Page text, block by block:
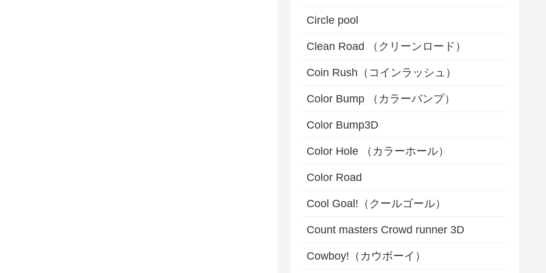
Circle pool
Clean Road （クリーンロード）
Coin Rush（コインラッシュ）
Color Bump （カラーバンプ）
Color Bump3D
Color Hole （カラーホール）
Color Road
Cool Goal!（クールゴール）
Count masters Crowd runner 3D
Cowboy!（カウボーイ）